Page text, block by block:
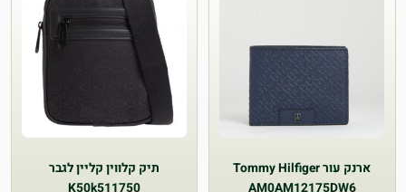
ארנק עור Tommy Hilfiger
תיק קלווין קליין לגבר